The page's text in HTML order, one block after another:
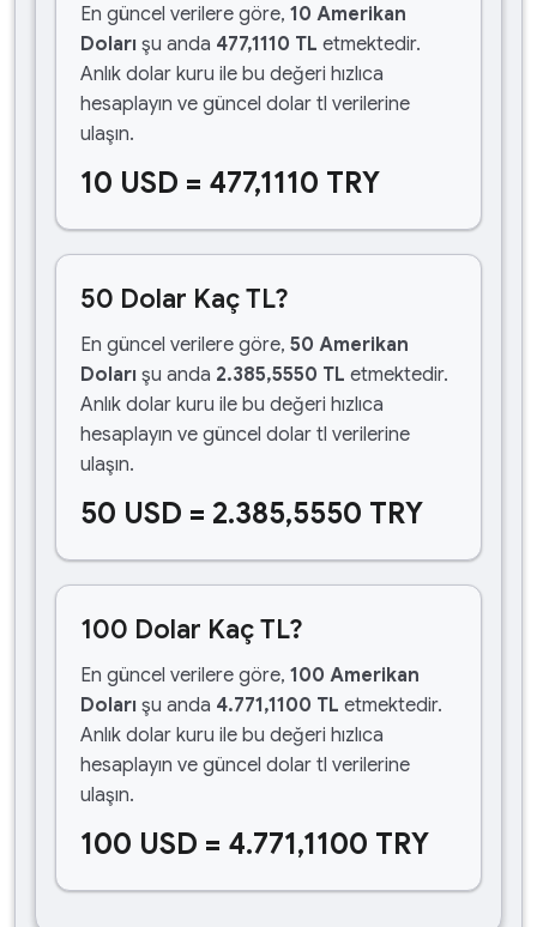
En güncel verilere göre, 10 Amerikan
Doları şu anda 477,1110 TL etmektedir.
Anlık dolar kuru ile bu değeri hızlıca
hesaplayın ve güncel dolar tl verilerine
ulaşın.
10 USD = 477,1110 TRY
50 Dolar Kaç TL?
En güncel verilere göre, 50 Amerikan
Doları şu anda 2.385,5550 TL etmektedir.
Anlık dolar kuru ile bu değeri hızlıca
hesaplayın ve güncel dolar tl verilerine
ulaşın.
50 USD = 2.385,5550 TRY
100 Dolar Kaç TL?
En güncel verilere göre, 100 Amerikan
Doları şu anda 4.771,1100 TL etmektedir.
Anlık dolar kuru ile bu değeri hızlıca
hesaplayın ve güncel dolar tl verilerine
ulaşın.
100 USD = 4.771,1100 TRY